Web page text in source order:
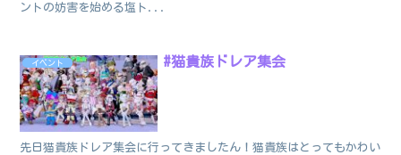
ントの妨害を始める塩ト...
イベント #猫貴族ドレア集会
先日猫貴族ドレア集会に行ってきましたん！猫貴族はとってもかわい